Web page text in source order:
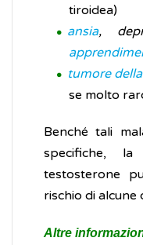
tiroidea)
ansia,
tumore
se molto
Benché tali
specifiche,
testosterone
rischio di alcune
Altre